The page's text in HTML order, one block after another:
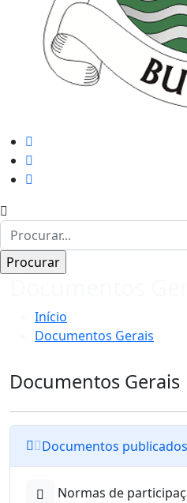
Início
Documentos Gerais
Documentos Gerais
Documentos
Normas de